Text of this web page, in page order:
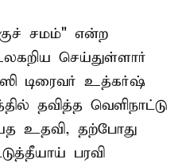
சமம்" என்ற
செய்துள்ளார்
டிரைவர் உத்கர்ஷ்
தவித்த வெளிநாட்டு
உதவி, தற்போது
பரவி